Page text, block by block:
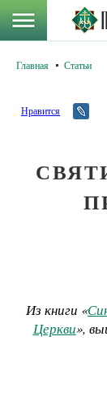
Главная Статьи
Нравится
Из книги «
Церкви»,